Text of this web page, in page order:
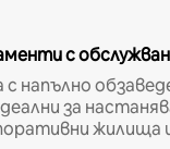
с
с напълно
за
жилища